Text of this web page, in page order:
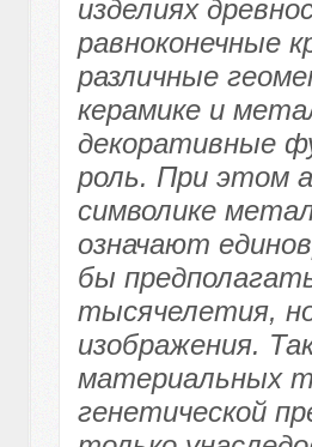
изделиях
равноконечные
различные
керамике и
декоративные
роль. При этом
символике
означают
бы
тысячелетия,
изображения.
материальных
генетической